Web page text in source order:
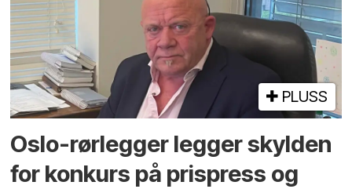
PLUSS
Oslo-rørlegger legger skylden
for konkurs på prispress og